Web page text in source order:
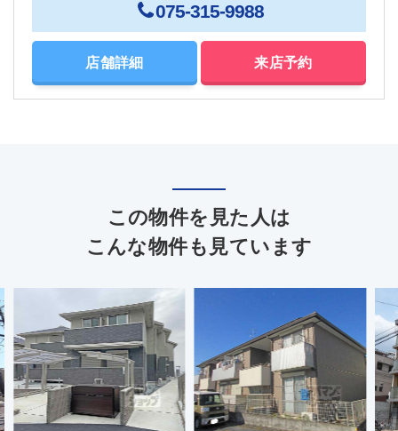
075-315-9988
店舗詳細 来店予約
この物件を見た人は
こんな物件も見ています